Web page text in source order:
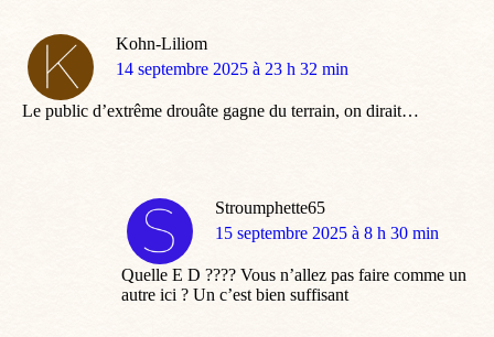
Kohn-Liliom
dit
14 septembre 2025 à 23 h 32 min
Le public d’extrême drouâte gagne du terrain, on dirait…
Stroumphette65
dit
15 septembre 2025 à 8 h 30 min
Quelle E D ???? Vous n’allez pas faire comme un
autre ici ? Un c’est bien suffisant